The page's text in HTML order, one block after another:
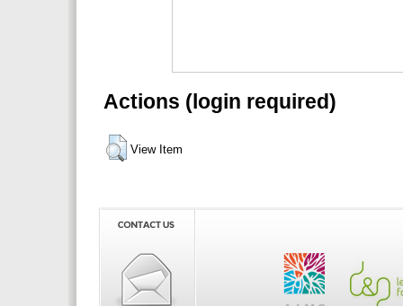
Actions (login required)
View Item